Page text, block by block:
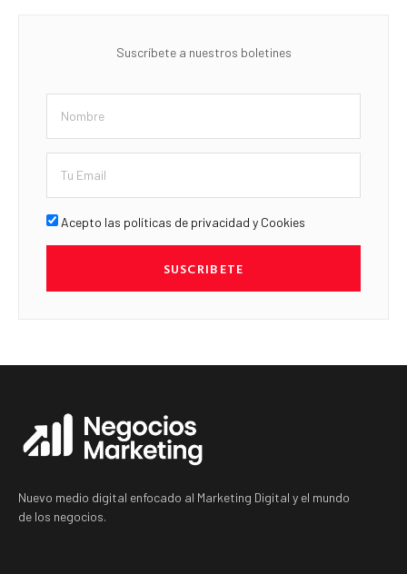
Suscríbete a nuestros boletines
Acepto las políticas de privacidad y Cookies
SUSCRIBETE
Nuevo medio digital enfocado al Marketing Digital y el mundo
de los negocios.